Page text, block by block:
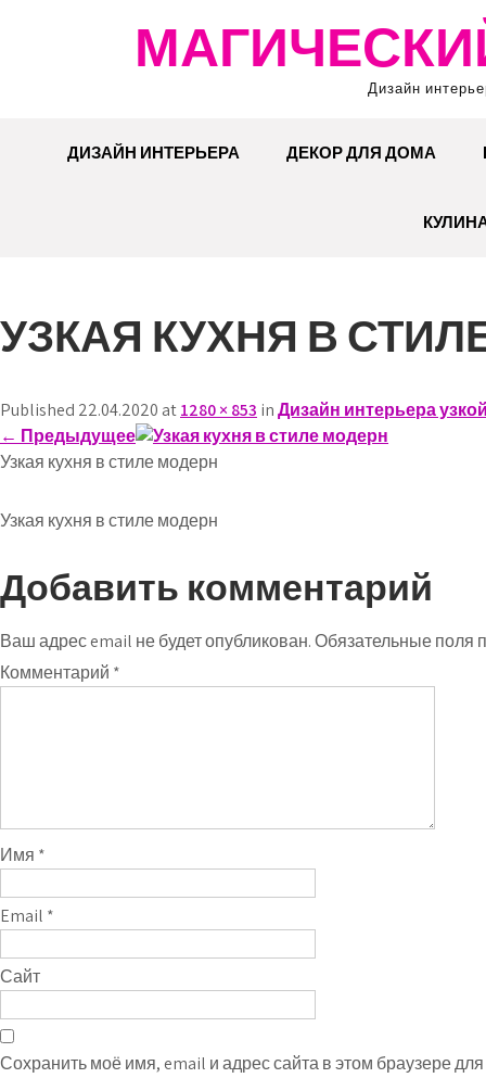
Дизайн
ДИЗАЙН ИНТЕРЬЕРА ДЕКОР ДЛЯ ДОМА
УЗКАЯ КУХНЯ В
Published 22.04.2020 at1280 × 853 inДизайн интерьера
← Предыдущее
Узкая кухня в стиле модерн
Узкая кухня в стиле модерн
Добавить комментарий
Ваш адрес email не будет опубликован.Обязательные поля
Комментарий *
Имя *
Email *
Сайт
Сохранить моё имя, email и адрес сайта в этом браузере